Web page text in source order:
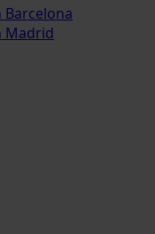
Madrid